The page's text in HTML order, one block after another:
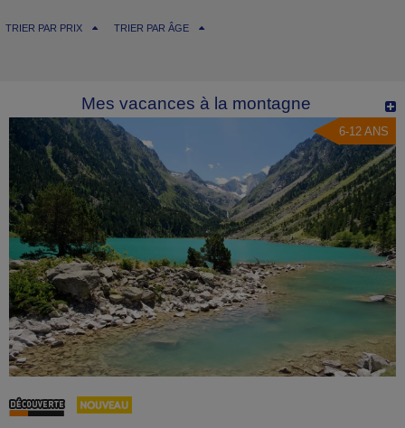
TRIER PAR PRIX TRIER PAR ÂGE
Mes vacances à la montagne
6-12 ANS